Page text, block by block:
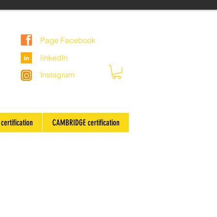
Page Facebook
linkedIn
Instagram
certification CAMBRIDGE certification